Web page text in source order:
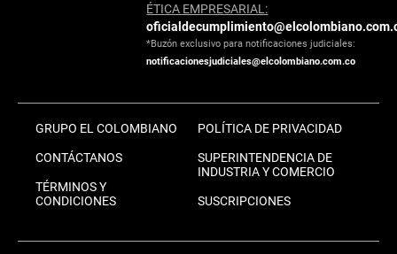
ÉTICA EMPRESARIAL:
*Buzón exclusivo para notificaciones judiciales:
notificacionesjudiciales@elcolombiano.com.co
GRUPO EL COLOMBIANO
CONTÁCTANOS
TÉRMINOS Y
CONDICIONES
POLÍTICA DE PRIVACIDAD
SUPERINTENDENCIA DE
INDUSTRIA Y COMERCIO
SUSCRIPCIONES